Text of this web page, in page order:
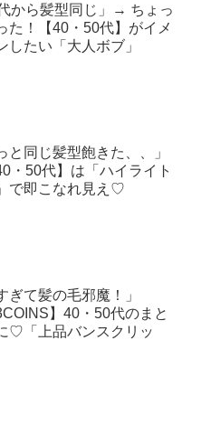
代から髪型同じ」→ ちょっ
た！【40・50代】がイメ
したい「大人ボブ」
と同じ髪型飽きた、、」
・50代】は「ハイライト
で即こなれ見え♡
ぎて髪の毛邪魔！」
】40・50代のまと
♡「上品バンスクリッ